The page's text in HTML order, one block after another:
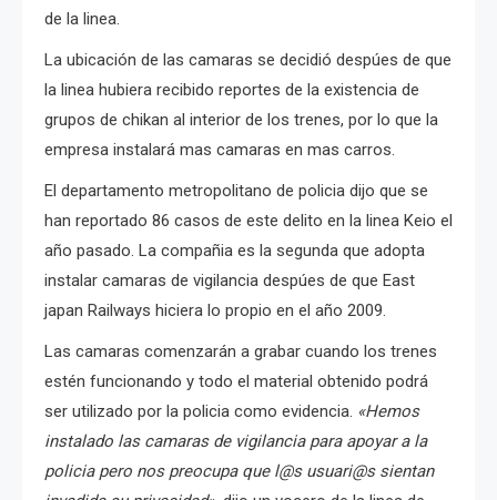
de la linea.
La ubicación de las camaras se decidió despúes de que
la linea hubiera recibido reportes de la existencia de
grupos de chikan al interior de los trenes, por lo que la
empresa instalará mas camaras en mas carros.
El departamento metropolitano de policia dijo que se
han reportado 86 casos de este delito en la linea Keio el
año pasado. La compañia es la segunda que adopta
instalar camaras de vigilancia despúes de que East
japan Railways hiciera lo propio en el año 2009.
Las camaras comenzarán a grabar cuando los trenes
estén funcionando y todo el material obtenido podrá
ser utilizado por la policia como evidencia. «Hemos
instalado las camaras de vigilancia para apoyar a la
policia pero nos preocupa que l@s usuari@s sientan